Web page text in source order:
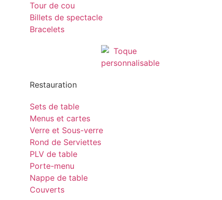
Tour de cou
Billets de spectacle
Bracelets
Restauration
Sets de table
Menus et cartes
Verre et Sous-verre
Rond de Serviettes
PLV de table
Porte-menu
Nappe de table
Couverts